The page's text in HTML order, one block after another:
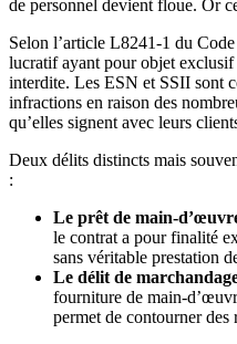
de personnel devient floue. Or
Selon l’article L8241-1 du
lucratif ayant pour objet
interdite. Les ESN et SSII sont
infractions en raison des
qu’elles signent avec leurs
Deux délits distincts mais
:
Le prêt de main-
le contrat a pour finalité
sans véritable prestation
Le délit de
fourniture de main-
permet de contourner des